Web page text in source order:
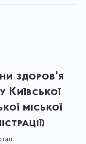
здоров'я
Київської
міської